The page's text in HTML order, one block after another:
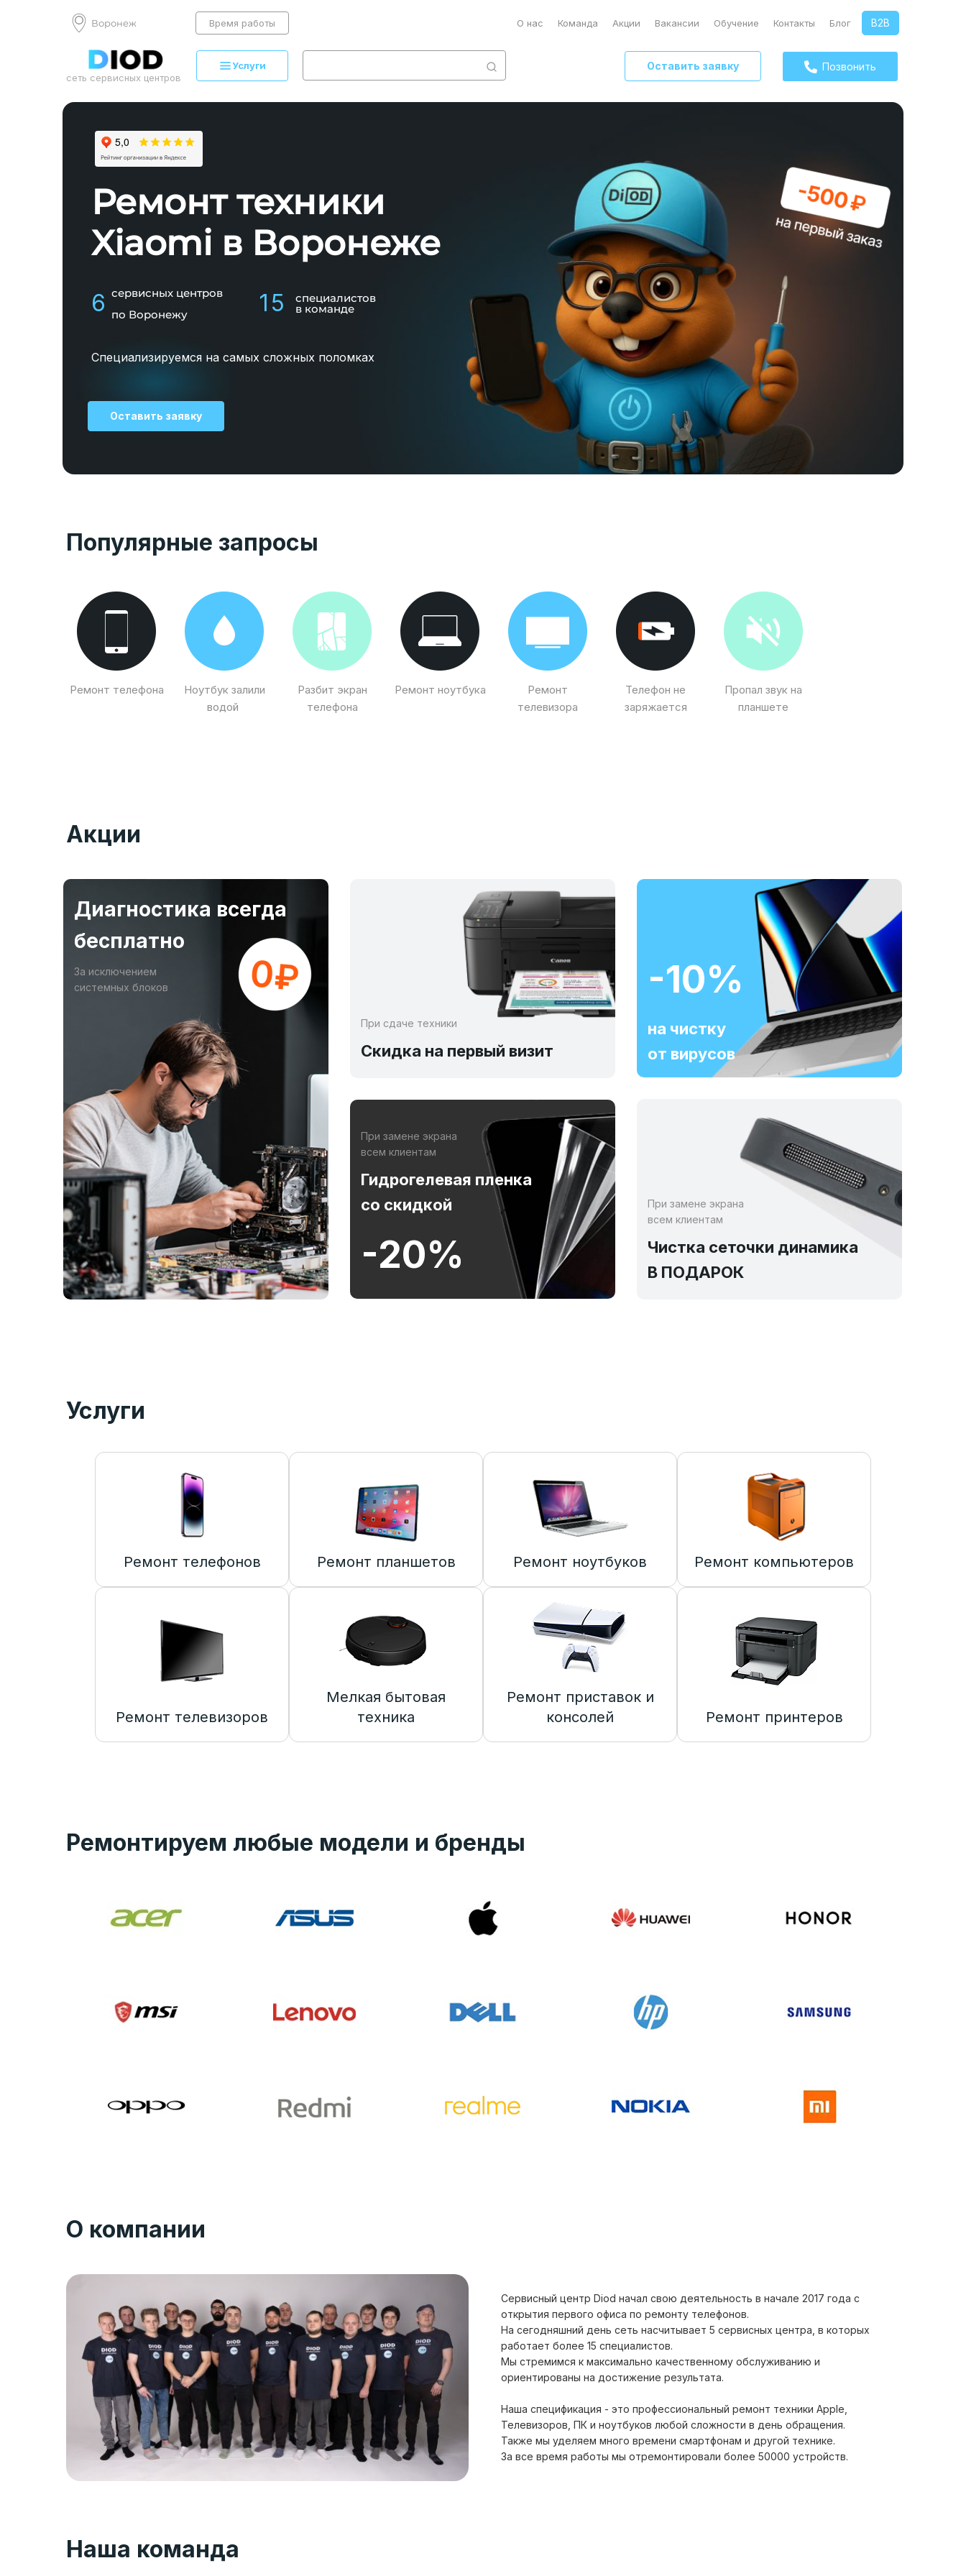
Воронеж Время работы О нас Команда Акции Вакансии Обучение Контакты Блог B2B
сеть сервисных центров
Услуги Оставить заявку Позвонить
Ремонт техники
Xiaomi в Воронеже
6 сервисных центров
по Воронежу
15 специалистов
в команде
Специализируемся на самых сложных поломках
Оставить заявку
Популярные запросы
Ремонт телефона
Ноутбук залили
водой
Разбит экран
телефона
Ремонт ноутбука
Ремонт
телевизора
Телефон не
заряжается
Пропал звук на
планшете
Акции
Диагностика всегда
бесплатно
За исключением
системных блоков
При сдаче техники
Скидка на первый визит
При замене экрана
всем клиентам
Гидрогелевая пленка
со скидкой
-20%
-10%
на чистку
от вирусов
При замене экрана
всем клиентам
Чистка сеточки динамика
В ПОДАРОК
Услуги
Ремонт телефонов Ремонт планшетов Ремонт ноутбуков Ремонт компьютеров
Ремонт телевизоров
Мелкая бытовая
техника
Ремонт приставок и
консолей
Ремонт принтеров
Ремонтируем любые модели и бренды
О компании
Сервисный центр Diod начал свою деятельность в начале 2017 года с
открытия первого офиса по ремонту телефонов.
На сегодняшний день сеть насчитывает 5 сервисных центра, в которых
работает более 15 специалистов.
Мы стремимся к максимально качественному обслуживанию и
ориентированы на достижение результата.
Наша спецификация - это профессиональный ремонт техники Apple,
Телевизоров, ПК и ноутбуков любой сложности в день обращения.
Также мы уделяем много времени смартфонам и другой технике.
За все время работы мы отремонтировали более 50000 устройств.
Наша команда